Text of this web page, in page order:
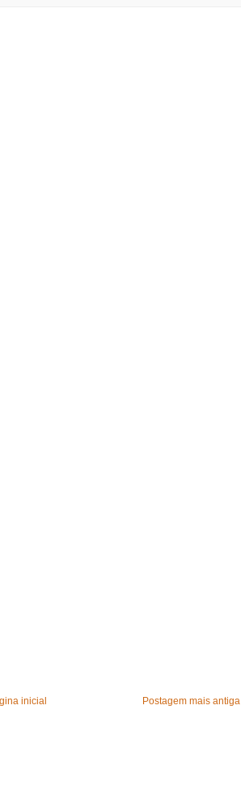
Postagem mais antiga
inicial